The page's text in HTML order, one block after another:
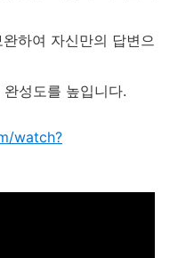
하여 자신만의 답변으
성도를 높입니다.
watch?